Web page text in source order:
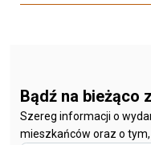
Bądź na bieżąco
Szereg informacji o
mieszkańców oraz o tym,